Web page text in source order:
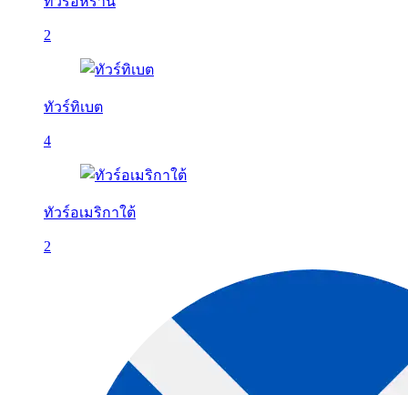
2
ทัวร์ทิเบต
4
ทัวร์อเมริกาใต้
2